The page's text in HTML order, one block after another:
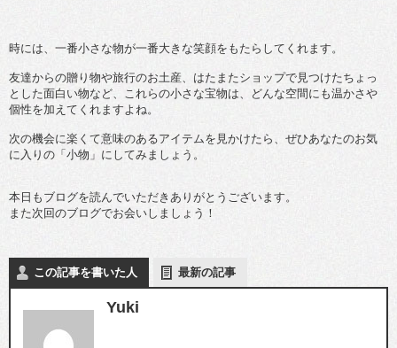
時には、一番小さな物が一番大きな笑顔をもたらしてくれます。
友達からの贈り物や旅行のお土産、はたまたショップで見つけたちょっ
とした面白い物など、これらの小さな宝物は、どんな空間にも温かさや
個性を加えてくれますよね。
次の機会に楽くて意味のあるアイテムを見かけたら、ぜひあなたのお気
に入りの「小物」にしてみましょう。
本日もブログを読んでいただきありがとうございます。
また次回のブログでお会いしましょう！
この記事を書いた人 最新の記事
Yuki